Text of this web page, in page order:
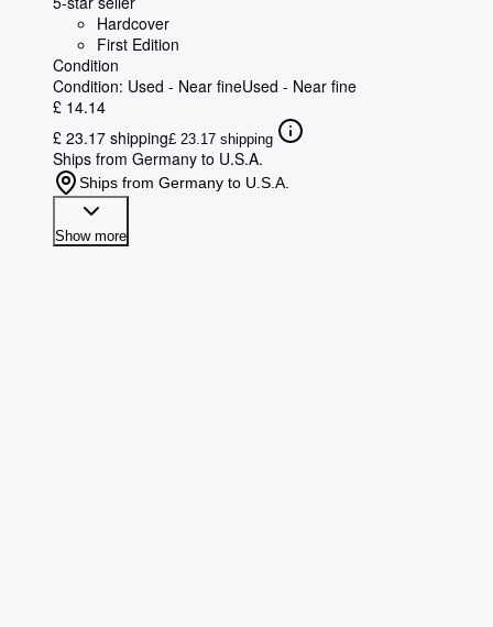
Hardcover
First Edition
Condition
Condition: Used - Near fineUsed - Near fine
£ 14.14
£ 23.17 shipping£ 23.17 shipping
Ships from Germany to U.S.A.
Ships from Germany to U.S.A.
Show more